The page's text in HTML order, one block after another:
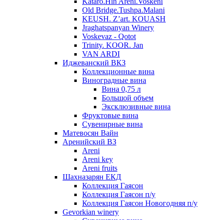
Old Bridge.Tushpa.Malani
KEUSH. Z’art. KOUASH
Jraghatspanyan Winery
Voskevaz - Qotot
Trinity. KOOR. Jan
VAN ARDI
Иджеванский ВКЗ
Коллекционные вина
Виноградные вина
Вина 0,75 л
Большой объем
Эксклюзивные вина
Фруктовые вина
Cувенирные вина
Матевосян Вайн
Аренийский ВЗ
Areni
Areni key
Areni fruits
Шахназарян ЕКД
Коллекция Гаясон
Коллекция Гаясон п/у
Коллекция Гаясон Новогодняя п/у
Gevorkian winery